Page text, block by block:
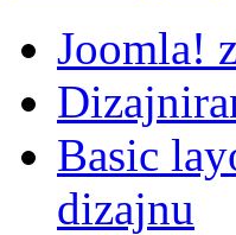
Joomla!
Basic
dizajnu